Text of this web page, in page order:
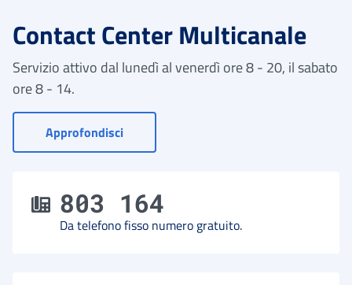
Contact Center Multicanale
Servizio attivo dal lunedì al venerdì ore 8 - 20, il sabato
ore 8 - 14.
Approfondisci- Vai a Contact Center
803 164
Da telefono fisso numero gratuito.